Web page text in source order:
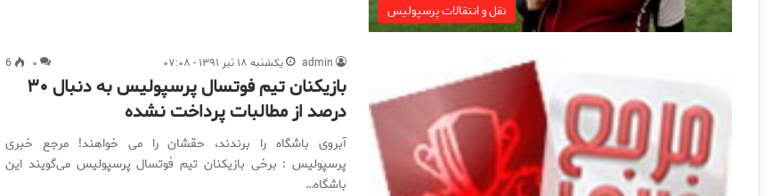
نقل و انتقالات پرسپولیس
admin یکشنبه ۱۸ تیر ۱۳۹۱ - ۰۷:۰۸ ۰ 6
بازیکنان تیم فوتسال پرسپولیس به دنبال ۳۰
درصد از مطالبات پرداخت نشده
آبروی باشگاه را برندند، حقشان را می خواهند! مرجع خبری
پرسپولیس : برخی بازیکنان تیم فوتسال پرسپولیس می‌گویند این
باشگاه…